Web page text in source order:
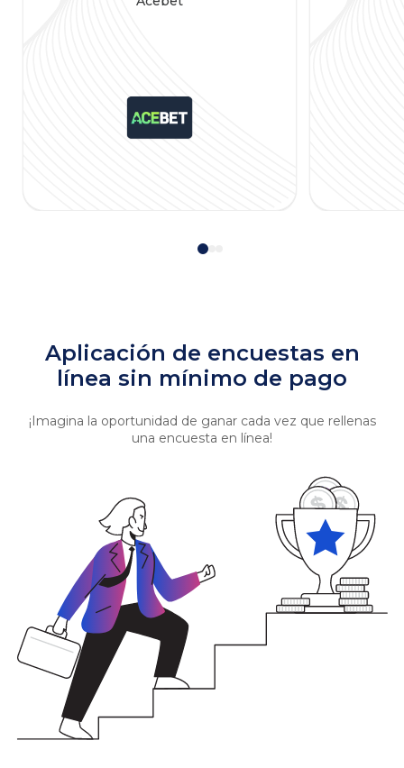
Aplicación de encuestas en
línea sin mínimo de pago
¡Imagina la oportunidad de ganar cada vez que rellenas
una encuesta en línea!